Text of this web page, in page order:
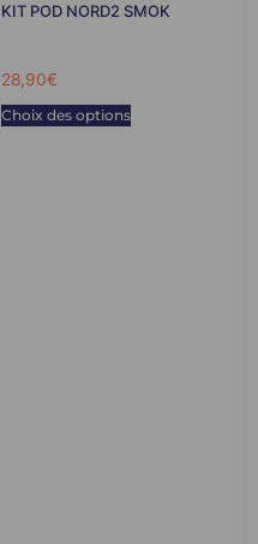
KIT POD NORD2 SMOK
28,90€
Choix des options